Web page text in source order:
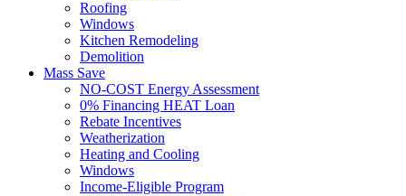
Roofing
Windows
Kitchen Remodeling
Demolition
Mass Save
NO-COST Energy Assessment
0% Financing HEAT Loan
Rebate Incentives
Weatherization
Heating and Cooling
Windows
Income-Eligible Program